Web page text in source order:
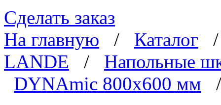
Сделать заказ
На главную / Каталог
LANDE / Напольные
DYNAmic 800x600 мм